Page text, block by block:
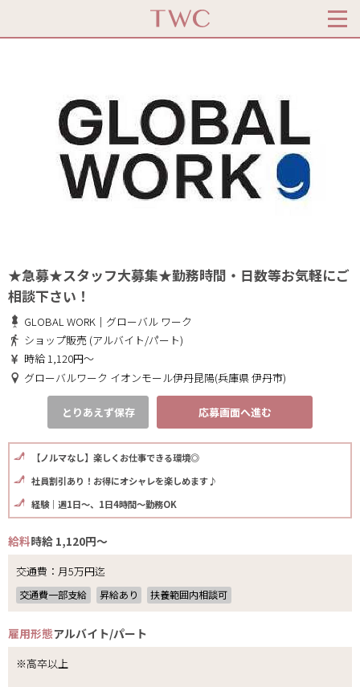
★急募★スタッフ大募集★勤務時間・日数等お気軽にご
相談下さい！
GLOBAL WORK｜グローバル ワーク
ショップ販売 (アルバイト/パート)
時給 1,120円～
グローバルワーク イオンモール伊丹昆陽(兵庫県 伊丹市)
とりあえず保存 応募画面へ進む
【ノルマなし】楽しくお仕事できる環境◎
社員割引あり！お得にオシャレを楽しめます♪
経験｜週1日～、1日4時間～勤務OK
給料時給 1,120円～
交通費：月5万円迄
交通費一部支給 昇給あり 扶養範囲内相談可
雇用形態アルバイト/パート
※高卒以上